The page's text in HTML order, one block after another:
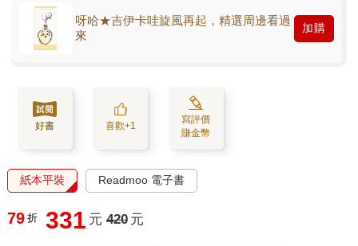
呀哈★吉伊卡哇旋風再起，精選周邊看過
來
加購
好書 喜歡+1
寫評價
賺金幣
紙本平裝 Readmoo 電子書
79 折 331 元 420 元